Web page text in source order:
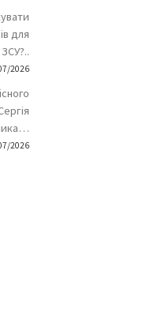
для
ЗСУ?..
2026
2026